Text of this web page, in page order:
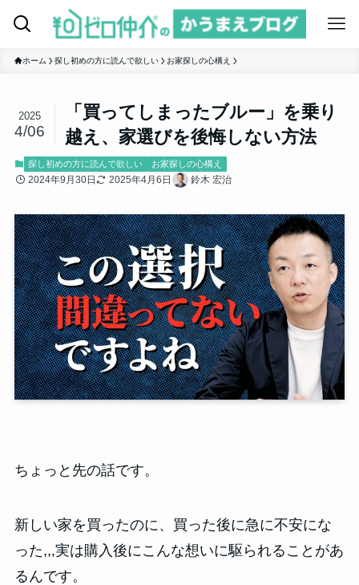
ホーム 探し初めの方に読んで欲しい お家探しの心構え
「買ってしまったブルー」を乗り
越え、家選びを後悔しない方法
2025
4/06
探し初めの方に読んで欲しい お家探しの心構え
2024年9月30日 2025年4月6日 鈴木 宏治
ちょっと先の話です。
新しい家を買ったのに、買った後に急に不安にな
った,,,実は購入後にこんな想いに駆られることがあ
るんです。